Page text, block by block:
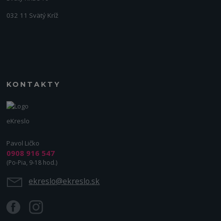
032 11 Svätý Kríž
KONTAKTY
eKreslo
Pavol Ličko
0908 916 547
(Po-Pia, 9-18 hod.)
ekreslo@ekreslo.sk